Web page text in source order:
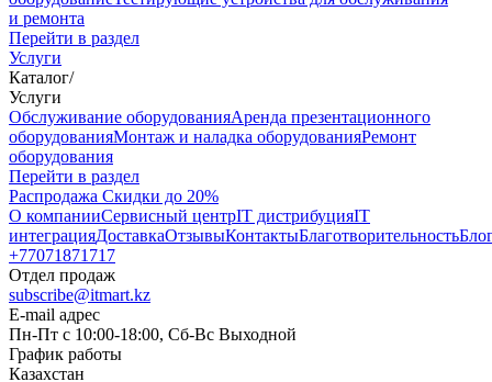
и ремонта
Перейти в раздел
Услуги
Каталог/
Услуги
Oбслуживание оборудованияАренда презентационного
оборудованияМонтаж и наладка оборудованияРемонт
оборудования
Перейти в раздел
Распродажа Скидки до 20%
О компанииСервисный центрIT дистрибуцияIT
интеграцияДоставкаОтзывыКонтактыБлаготворительность
+77071871717
Отдел продаж
subscribe@itmart.kz
E-mail адрес
Пн-Пт с 10:00-18:00, Сб-Вс Выходной
График работы
Казахстан